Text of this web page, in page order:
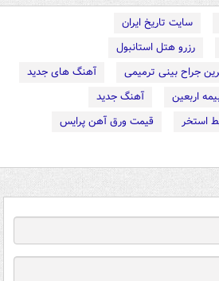
سایت تاریخ ایران
رزرو هتل استانبول
جراح بینی ترمیمی
آهنگ های جدید
اربعین
آهنگ جدید
استخر
قیمت ورق آهن پرایس